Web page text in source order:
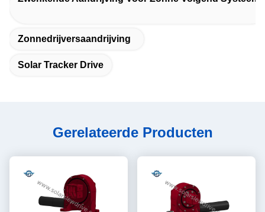
Zonnedrijversaandrijving
Solar Tracker Drive
Gerelateerde Producten